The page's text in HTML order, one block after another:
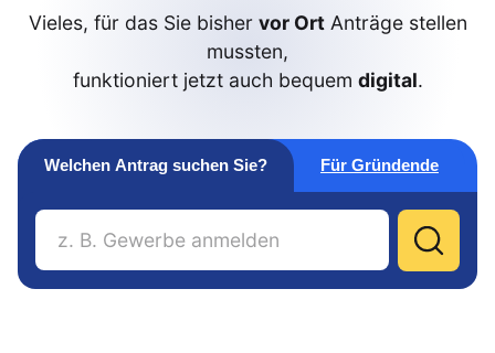
Vieles, für das Sie bisher vor OrtAnträge stellen
mussten,
funktioniert jetzt auch bequem digital.
Welchen Antrag suchen Sie? Für Gründende